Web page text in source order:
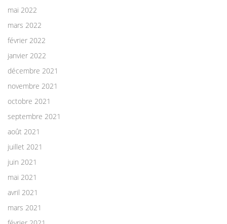
mai 2022
mars 2022
février 2022
janvier 2022
décembre 2021
novembre 2021
octobre 2021
septembre 2021
août 2021
juillet 2021
juin 2021
mai 2021
avril 2021
mars 2021